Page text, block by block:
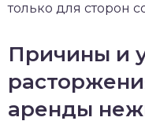
только для сторон
Причины и
аренды